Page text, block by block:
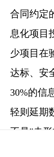
合同约定
息化项目
少项目在
达标、安
30%的信
轻则延期
不是"走
。